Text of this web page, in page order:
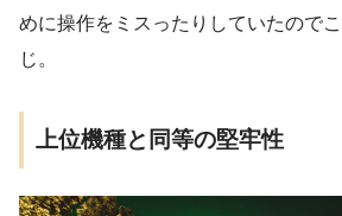
めに操作をミスったりしていたので
じ。
上位機種と同等の堅牢性